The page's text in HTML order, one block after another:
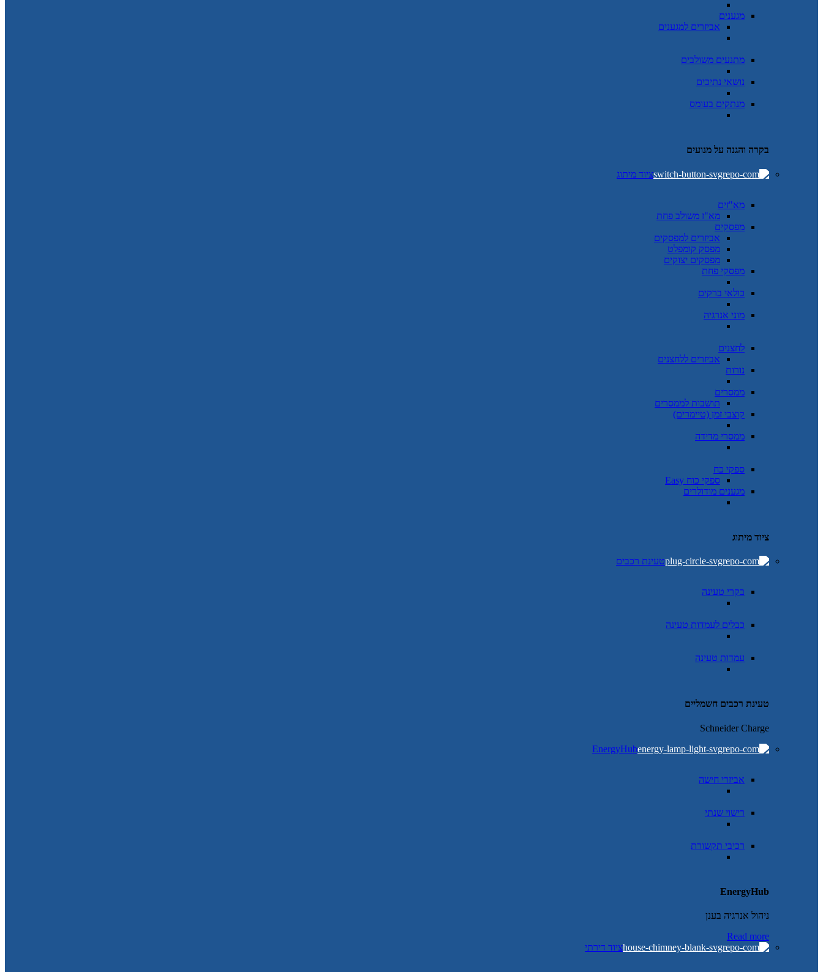
מגענים
אביזרים למגענים
מתנעים משולבים
נושאי נתיכים
מנתקים בעומס
בקרה והגנה על מנועים
ציוד מיתוג
מא"זים
מא"ז משולב פחת
מפסקים
אביזרים למפסקים
מפסק קומפלט
מפסקים יצוקים
מפסקי פחת
כולאי ברקים
מוני אנרגיה
לחצנים
אביזרים ללחצנים
נורות
ממסרים
תושבות לממסרים
קוצבי זמן (טיימרים)
ממסרי מדידה
ספקי כח
ספקי כוח Easy
מגענים מודולרים
ציוד מיתוג
טעינת רכבים
בקרי טעינה
כבלים לעמדות טעינה
עמדות טעינה
טעינת רכבים חשמליים
Schneider Charge
EnergyHub
אביזרי חישה
רישוי שנתי
רכיבי תקשורת
EnergyHub
ניהול אנרגיה בענן
Read more
ציוד דירתי